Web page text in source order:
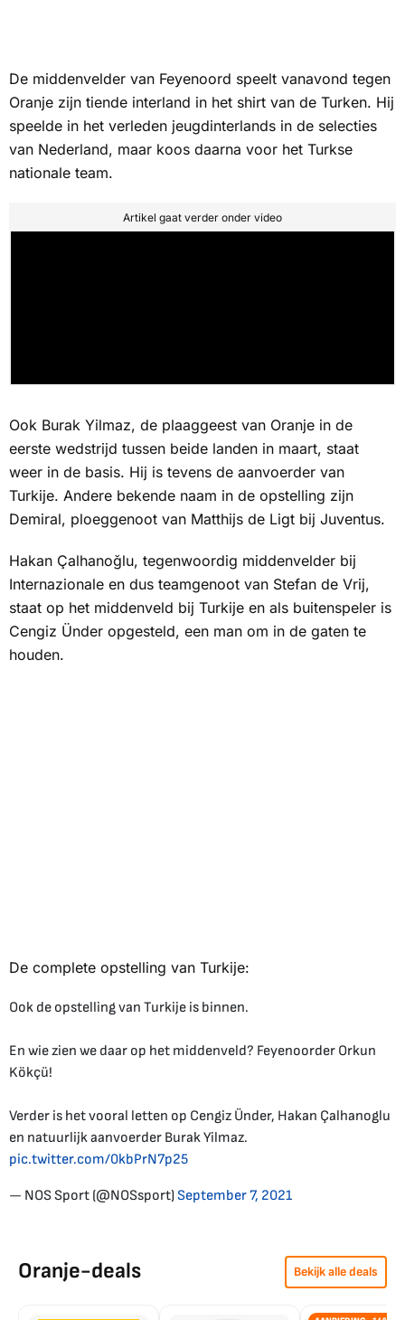
De middenvelder van Feyenoord speelt vanavond tegen
Oranje zijn tiende interland in het shirt van de Turken. Hij
speelde in het verleden jeugdinterlands in de selecties
van Nederland, maar koos daarna voor het Turkse
nationale team.
Artikel gaat verder onder video
Ook Burak Yilmaz, de plaaggeest van Oranje in de
eerste wedstrijd tussen beide landen in maart, staat
weer in de basis. Hij is tevens de aanvoerder van
Turkije. Andere bekende naam in de opstelling zijn
Demiral, ploeggenoot van Matthijs de Ligt bij Juventus.
Hakan Çalhanoğlu, tegenwoordig middenvelder bij
Internazionale en dus teamgenoot van Stefan de Vrij,
staat op het middenveld bij Turkije en als buitenspeler is
Cengiz Ünder opgesteld, een man om in de gaten te
houden.
De complete opstelling van Turkije:
Ook de opstelling van Turkije is binnen.
En wie zien we daar op het middenveld? Feyenoorder Orkun
Kökçü!
Verder is het vooral letten op Cengiz Ünder, Hakan Çalhanoglu
en natuurlijk aanvoerder Burak Yilmaz.
pic.twitter.com/0kbPrN7p25
— NOS Sport (@NOSsport)September 7, 2021
Oranje-deals Bekijk alle deals